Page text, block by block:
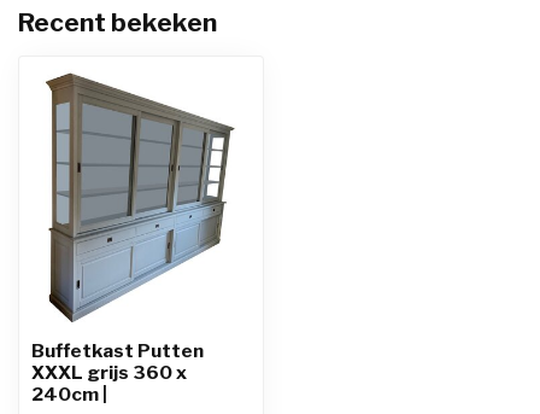
Recent bekeken
Buffetkast Putten
XXXL grijs 360 x
240cm |